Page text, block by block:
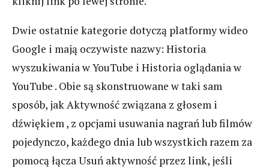
Dwie ostatnie kategorie dotyczą platformy wideo
Google i mają oczywiste nazwy: Historia
wyszukiwania w YouTube i Historia oglądania w
YouTube . Obie są skonstruowane w taki sam
sposób, jak Aktywność związana z głosem i
dźwiękiem , z opcjami usuwania nagrań lub filmów
pojedynczo, każdego dnia lub wszystkich razem za
pomocą łącza Usuń aktywność przez link, jeśli